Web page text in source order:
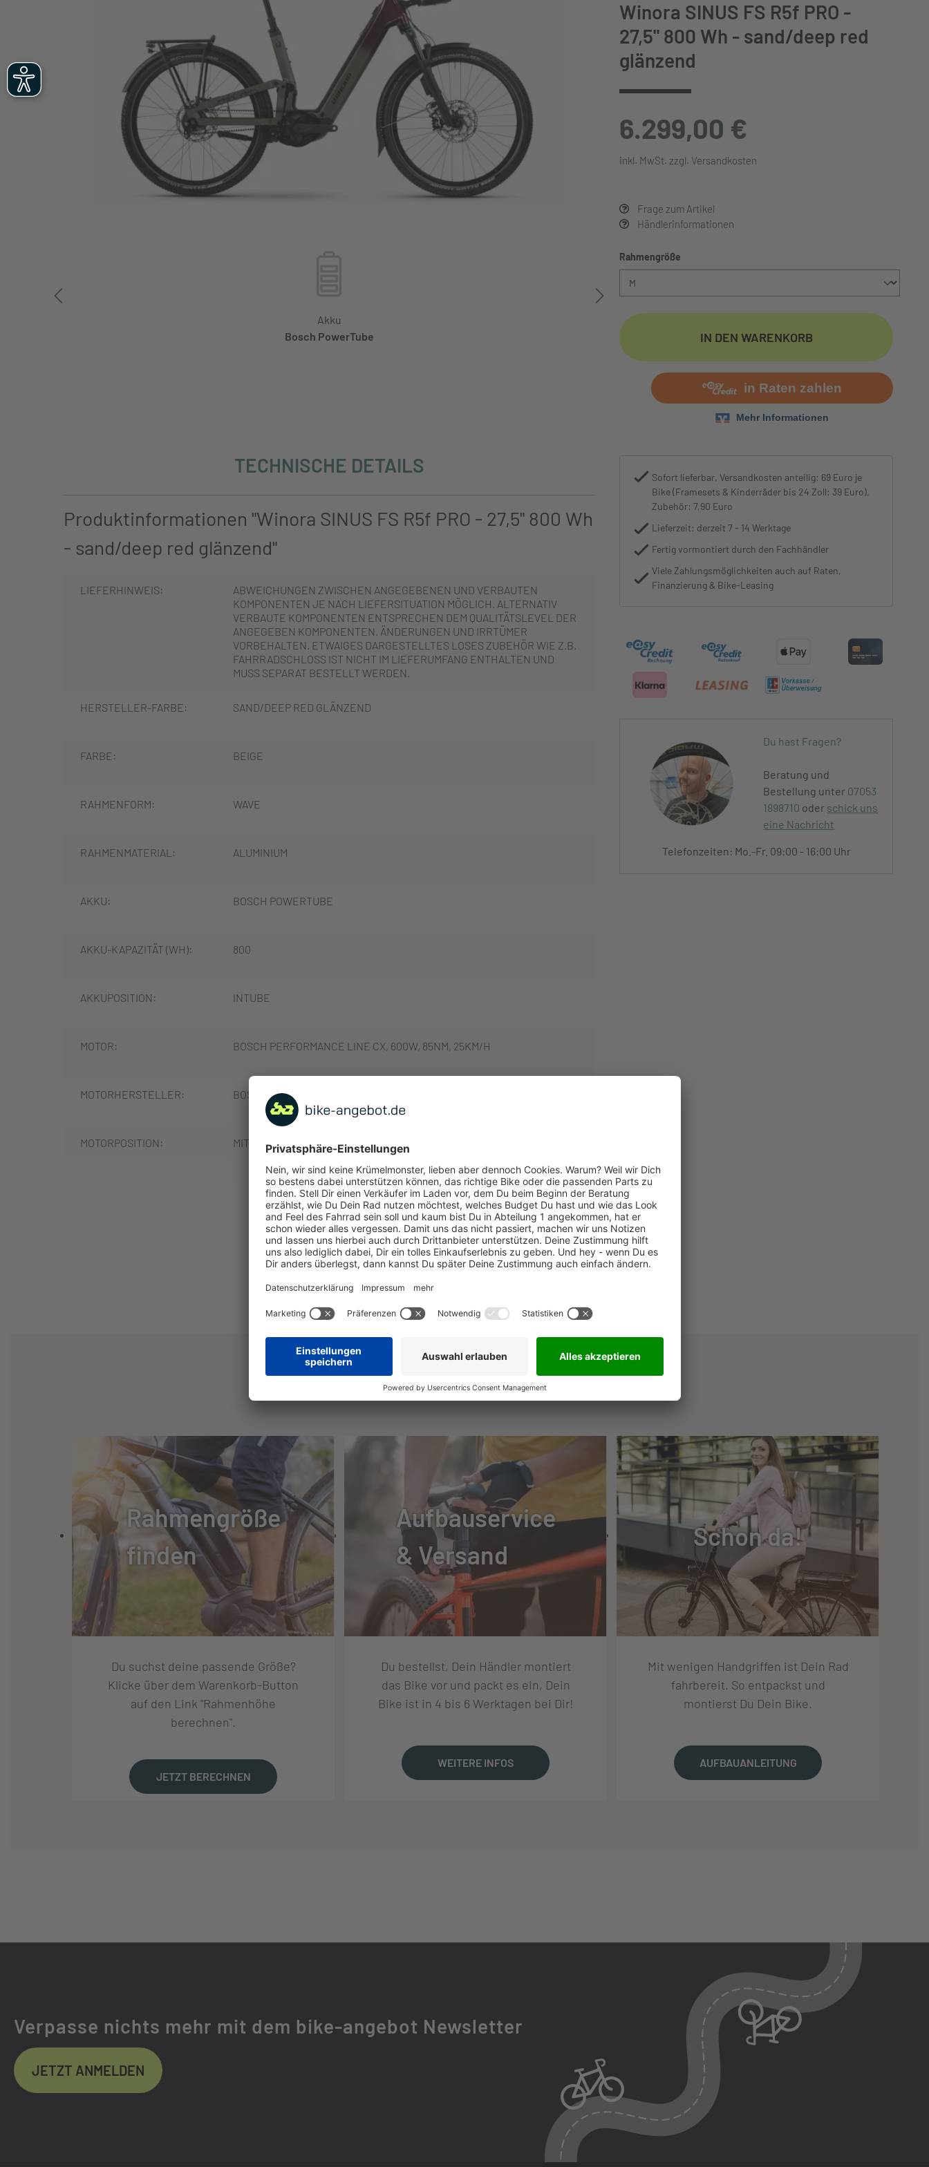
Akku
Bosch PowerTube
Motor
Bosch Performance Line CX,
Winora SINUS FS R5f PRO -
27,5" 800 Wh - sand/deep red
glänzend
6.299,00 €
inkl. MwSt. zzgl. Versandkosten
Frage zum Artikel
Händlerinformationen
Rahmengröße
IN DEN WARENKORB
Sofort lieferbar, Versandkosten anteilig: 69 Euro je
Bike (Framesets & Kinderräder bis 24 Zoll: 39 Euro),
Zubehör: 7,90 Euro
Lieferzeit: derzeit 7 - 14 Werktage
Fertig vormontiert durch den Fachhändler
Viele Zahlungsmöglichkeiten auch auf Raten,
Finanzierung & Bike-Leasing
Du hast Fragen?
Beratung und
Bestellung unter 07053
1898710 oder schick uns
eine Nachricht
Telefonzeiten: Mo.-Fr. 09:00 - 16:00 Uhr
TECHNISCHE DETAILS
Produktinformationen "Winora SINUS FS R5f PRO - 27,5" 800 Wh
- sand/deep red glänzend"
LIEFERHINWEIS:
ABWEICHUNGEN ZWISCHEN ANGEGEBENEN UND VERBAUTEN
KOMPONENTEN JE NACH LIEFERSITUATION MÖGLICH. ALTERNATIV
VERBAUTE KOMPONENTEN ENTSPRECHEN DEM QUALITÄTSLEVEL DER
ANGEGEBEN KOMPONENTEN. ÄNDERUNGEN UND IRRTÜMER
VORBEHALTEN. ETWAIGES DARGESTELLTES LOSES ZUBEHÖR WIE Z.B.
FAHRRADSCHLOSS IST NICHT IM LIEFERUMFANG ENTHALTEN UND
MUSS SEPARAT BESTELLT WERDEN.
HERSTELLER-FARBE: SAND/DEEP RED GLÄNZEND
FARBE: BEIGE
RAHMENFORM: WAVE
RAHMENMATERIAL: ALUMINIUM
AKKU: BOSCH POWERTUBE
AKKU-KAPAZITÄT (WH): 800
AKKUPOSITION: INTUBE
MOTOR: BOSCH PERFORMANCE LINE CX, 600W, 85NM, 25KM/H
MOTORHERSTELLER: BOSCH
MOTORPOSITION: MITTELMOTOR
BOSCH KIOX 500 + LED REMOTE
SCHEIBENBREMSE, HYDRAULISCH
MAGURA MT-C ABS
BREMSSCHEIBE HINTEN
(MM):
203
SCHALTUNGSTYP: NABENSCHALTUNG
SCHALTUNGSHERSTELLE
SHIMANO
SCHALTUNG: SHIMANO NEXUS
SCHALTHEBEL: SHIMANO NEXUS SL-C7000-5, REVOSHIFT LEVER, GRIPSHIFT
5
KURBELSATZ: GATES CDX CHAINRING + SPIDER, 46T
SCHWALBE AL GROUNDER PERFORMANCE, DD RACEGUARD, 60-584,
MEHR ANZEIGEN
NÜTZLICHE INFOS
Rahmengröße
finden
Du suchst deine passende Größe?
Klicke über dem Warenkorb-Button
auf den Link "Rahmenhöhe
berechnen".
JETZT BERECHNEN
Aufbauservice
& Versand
Du bestellst, Dein Händler montiert
das Bike vor und packt es ein, Dein
Bike ist in 4 bis 6 Werktagen bei Dir!
WEITERE INFOS
Schon da!
Mit wenigen Handgriffen ist Dein Rad
fahrbereit. So entpackst und
montierst Du Dein Bike.
AUFBAUANLEITUNG
Verpasse nichts mehr mit dem bike-angebot Newsletter
JETZT ANMELDEN